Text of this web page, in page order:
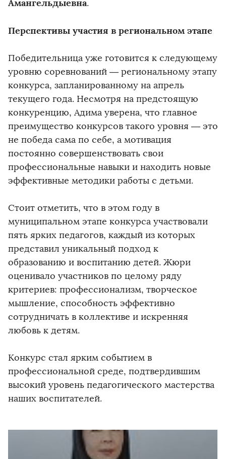
Амангельдыевна.
Перспективы участия в региональном этапе
Победительница уже готовится к следующему
уровню соревнований — региональному этапу
конкурса, запланированному на апрель
текущего года. Несмотря на предстоящую
конкуренцию, Адима уверена, что главное
преимущество конкурсов такого уровня — это
не победа сама по себе, а мотивация
постоянно совершенствовать свои
профессиональные навыки и находить новые
эффективные методики работы с детьми.
Стоит отметить, что в этом году в
муниципальном этапе конкурса участвовали
пять ярких педагогов, каждый из которых
представил уникальный подход к
образованию и воспитанию детей. Жюри
оценивало участников по целому ряду
критериев: профессионализм, творческое
мышление, способность эффективно
сотрудничать в коллективе и искренняя
любовь к детям.
Конкурс стал ярким событием в
профессиональной среде, подтвердившим
высокий уровень педагогического мастерства
наших воспитателей.